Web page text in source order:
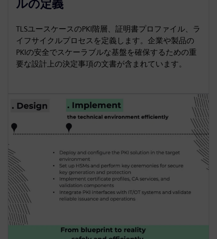
ルの定義
TLSユースケースのPKI階層、証明書プロファイル、ラ
イフサイクルプロセスを定義します。企業や製品の
PKIの安全でスケーラブルな基盤を確保するための重
要な設計上の決定事項の文書が含まれています。